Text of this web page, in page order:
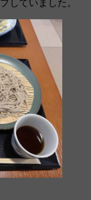
していました。